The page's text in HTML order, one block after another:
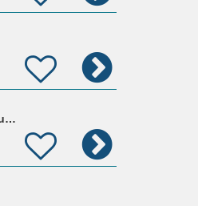
Dr.med Anja Scheepker Diabetologische Schwerpunkt Praxis